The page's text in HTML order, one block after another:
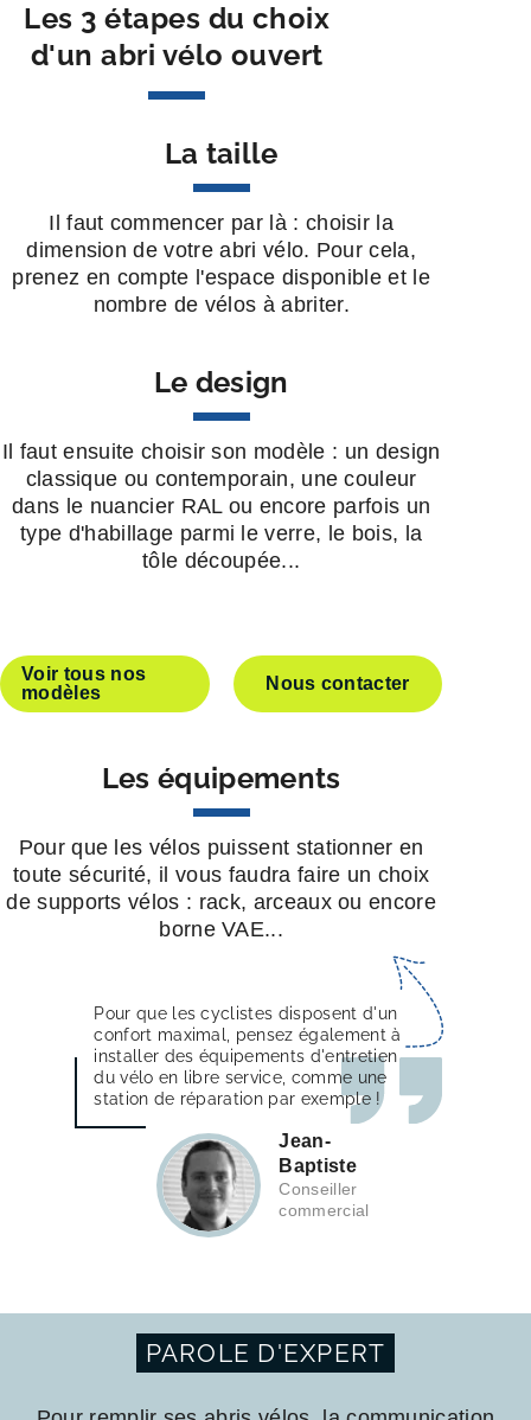
Les 3 étapes du choix
d'un abri vélo ouvert
La taille
Il faut commencer par là : choisir la
dimension de votre abri vélo. Pour cela,
prenez en compte l'espace disponible et le
nombre de vélos à abriter.
Le design
Il faut ensuite choisir son modèle : un design
classique ou contemporain, une couleur
dans le nuancier RAL ou encore parfois un
type d'habillage parmi le verre, le bois, la
tôle découpée...
Voir tous nos
modèles
Nous contacter
Les équipements
Pour que les vélos puissent stationner en
toute sécurité, il vous faudra faire un choix
de supports vélos : rack, arceaux ou encore
borne VAE...
Pour que les cyclistes disposent d'un
confort maximal, pensez également à
installer des équipements d'entretien
du vélo en libre service, comme une
station de réparation par exemple !
Jean-
Baptiste
Conseiller
commercial
PAROLE D'EXPERT